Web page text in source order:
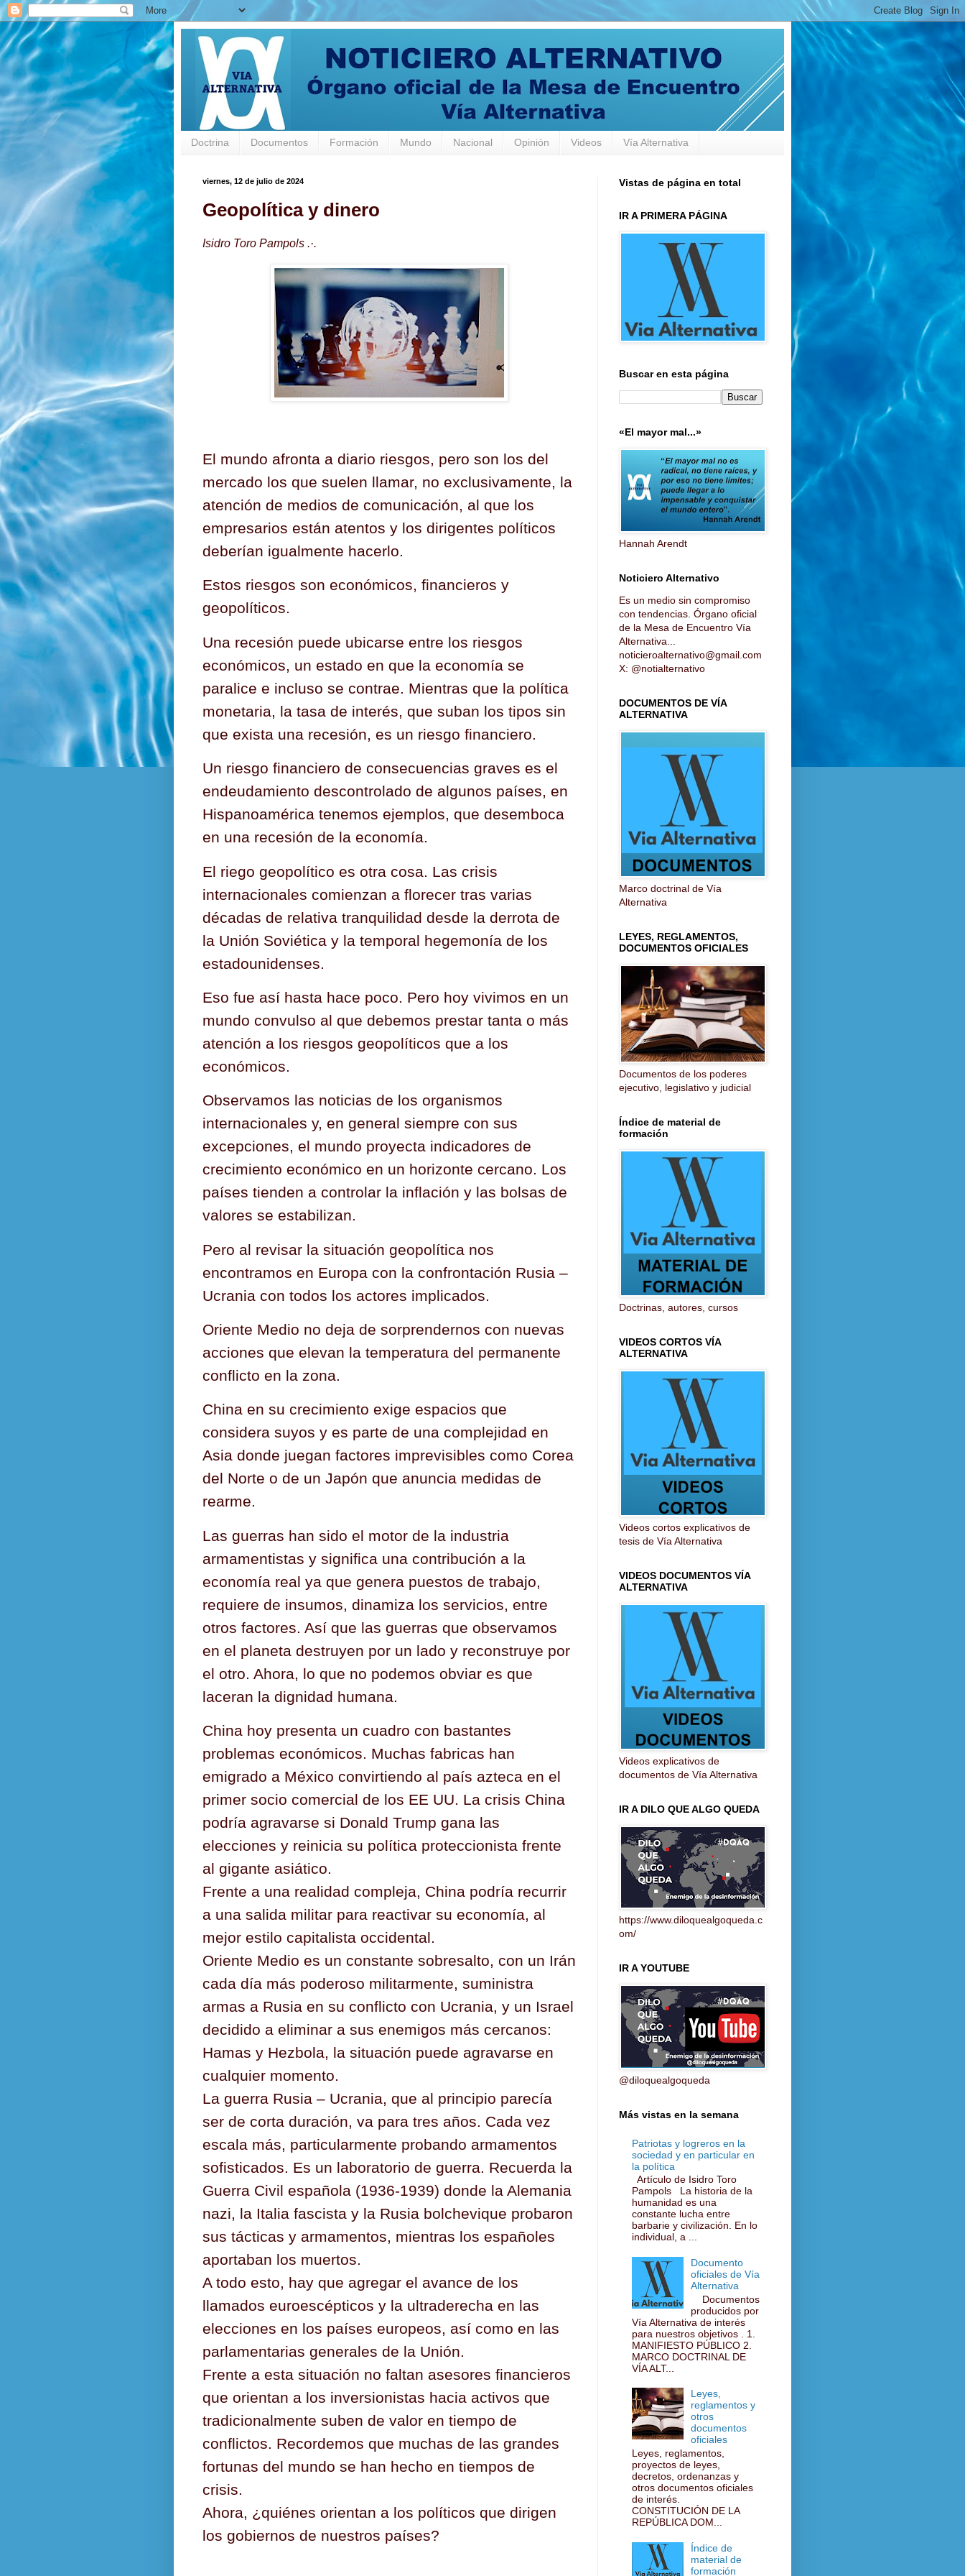
Doctrina Documentos Formación Mundo Nacional Opinión Videos Vía Alternativa
viernes, 12 de julio de 2024
Geopolítica y dinero
Isidro Toro Pampols .·.
El mundo afronta a diario riesgos, pero son los del
mercado los que suelen llamar, no exclusivamente, la
atención de medios de comunicación, al que los
empresarios están atentos y los dirigentes políticos
deberían igualmente hacerlo.
Estos riesgos son económicos, financieros y
geopolíticos.
Una recesión puede ubicarse entre los riesgos
económicos, un estado en que la economía se
paralice e incluso se contrae. Mientras que la política
monetaria, la tasa de interés, que suban los tipos sin
que exista una recesión, es un riesgo financiero.
Un riesgo financiero de consecuencias graves es el
endeudamiento descontrolado de algunos países, en
Hispanoamérica tenemos ejemplos, que desemboca
en una recesión de la economía.
El riego geopolítico es otra cosa. Las crisis
internacionales comienzan a florecer tras varias
décadas de relativa tranquilidad desde la derrota de
la Unión Soviética y la temporal hegemonía de los
estadounidenses.
Eso fue así hasta hace poco. Pero hoy vivimos en un
mundo convulso al que debemos prestar tanta o más
atención a los riesgos geopolíticos que a los
económicos.
Observamos las noticias de los organismos
internacionales y, en general siempre con sus
excepciones, el mundo proyecta indicadores de
crecimiento económico en un horizonte cercano. Los
países tienden a controlar la inflación y las bolsas de
valores se estabilizan.
Pero al revisar la situación geopolítica nos
encontramos en Europa con la confrontación Rusia –
Ucrania con todos los actores implicados.
Oriente Medio no deja de sorprendernos con nuevas
acciones que elevan la temperatura del permanente
conflicto en la zona.
China en su crecimiento exige espacios que
considera suyos y es parte de una complejidad en
Asia donde juegan factores imprevisibles como Corea
del Norte o de un Japón que anuncia medidas de
rearme.
Las guerras han sido el motor de la industria
armamentistas y significa una contribución a la
economía real ya que genera puestos de trabajo,
requiere de insumos, dinamiza los servicios, entre
otros factores. Así que las guerras que observamos
en el planeta destruyen por un lado y reconstruye por
el otro. Ahora, lo que no podemos obviar es que
laceran la dignidad humana.
China hoy presenta un cuadro con bastantes
problemas económicos. Muchas fabricas han
emigrado a México convirtiendo al país azteca en el
primer socio comercial de los EE UU. La crisis China
podría agravarse si Donald Trump gana las
elecciones y reinicia su política proteccionista frente
al gigante asiático.
Frente a una realidad compleja, China podría recurrir
a una salida militar para reactivar su economía, al
mejor estilo capitalista occidental.
Oriente Medio es un constante sobresalto, con un Irán
cada día más poderoso militarmente, suministra
armas a Rusia en su conflicto con Ucrania, y un Israel
decidido a eliminar a sus enemigos más cercanos:
Hamas y Hezbola, la situación puede agravarse en
cualquier momento.
La guerra Rusia – Ucrania, que al principio parecía
ser de corta duración, va para tres años. Cada vez
escala más, particularmente probando armamentos
sofisticados. Es un laboratorio de guerra. Recuerda la
Guerra Civil española (1936-1939) donde la Alemania
nazi, la Italia fascista y la Rusia bolchevique probaron
sus tácticas y armamentos, mientras los españoles
aportaban los muertos.
A todo esto, hay que agregar el avance de los
llamados euroescépticos y la ultraderecha en las
elecciones en los países europeos, así como en las
parlamentarias generales de la Unión.
Frente a esta situación no faltan asesores financieros
que orientan a los inversionistas hacia activos que
tradicionalmente suben de valor en tiempo de
conflictos. Recordemos que muchas de las grandes
fortunas del mundo se han hecho en tiempos de
crisis.
Ahora, ¿quiénes orientan a los políticos que dirigen
los gobiernos de nuestros países?
Vistas de página en total
IR A PRIMERA PÁGINA
Buscar en esta página
«El mayor mal...»
Hannah Arendt
Noticiero Alternativo
Es un medio sin compromiso
con tendencias. Órgano oficial
de la Mesa de Encuentro Vía
Alternativa...
noticieroalternativo@gmail.com
X: @notialternativo
DOCUMENTOS DE VÍA
ALTERNATIVA
Marco doctrinal de Vía
Alternativa
LEYES, REGLAMENTOS,
DOCUMENTOS OFICIALES
Documentos de los poderes
ejecutivo, legislativo y judicial
Índice de material de
formación
Doctrinas, autores, cursos
VIDEOS CORTOS VÍA
ALTERNATIVA
Videos cortos explicativos de
tesis de Vía Alternativa
VIDEOS DOCUMENTOS VÍA
ALTERNATIVA
Videos explicativos de
documentos de Vía Alternativa
IR A DILO QUE ALGO QUEDA
https://www.diloquealgoqueda.c
om/
IR A YOUTUBE
@diloquealgoqueda
Más vistas en la semana
Patriotas y logreros en la
sociedad y en particular en
la política
Artículo de Isidro Toro
Pampols La historia de la
humanidad es una
constante lucha entre
barbarie y civilización. En lo
individual, a ...
Documento
oficiales de Vía
Alternativa
Documentos
producidos por
Vía Alternativa de interés
para nuestros objetivos . 1.
MANIFIESTO PÚBLICO 2.
MARCO DOCTRINAL DE
VÍA ALT...
Leyes,
reglamentos y
otros
documentos
oficiales
Leyes, reglamentos,
proyectos de leyes,
decretos, ordenanzas y
otros documentos oficiales
de interés.
CONSTITUCIÓN DE LA
REPÚBLICA DOM...
Índice de
material de
formación